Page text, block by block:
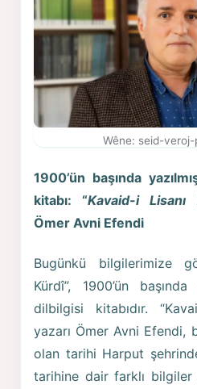
Wêne: seid-
1900’ün başında
kitabı:“Kavaid-i Lisanı
Ömer Avni Efendi
Bugünkü bilgilerimize
Kürdî”, 1900’ün
dilbilgisi kitabıdır.
yazarı Ömer Avni Efendi,
olan tarihi Harput
tarihine dair farklı